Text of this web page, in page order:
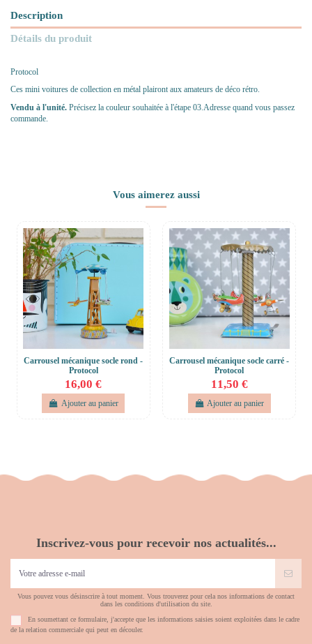
Description
Détails du produit
Protocol
Ces mini voitures de collection en métal plairont aux amateurs de déco rétro.
Vendu à l'unité. Précisez la couleur souhaitée à l'étape 03.Adresse quand vous passez
commande.
Vous aimerez aussi
Carrousel mécanique socle rond -
Protocol
16,00 €
Ajouter au panier
Carrousel mécanique socle carré -
Protocol
11,50 €
Ajouter au panier
Inscrivez-vous pour recevoir nos actualités...
Vous pouvez vous désinscrire à tout moment. Vous trouverez pour cela nos informations de contact
dans les conditions d'utilisation du site.
En soumettant ce formulaire, j'accepte que les informations saisies soient exploitées dans le cadre
de la relation commerciale qui peut en découler.